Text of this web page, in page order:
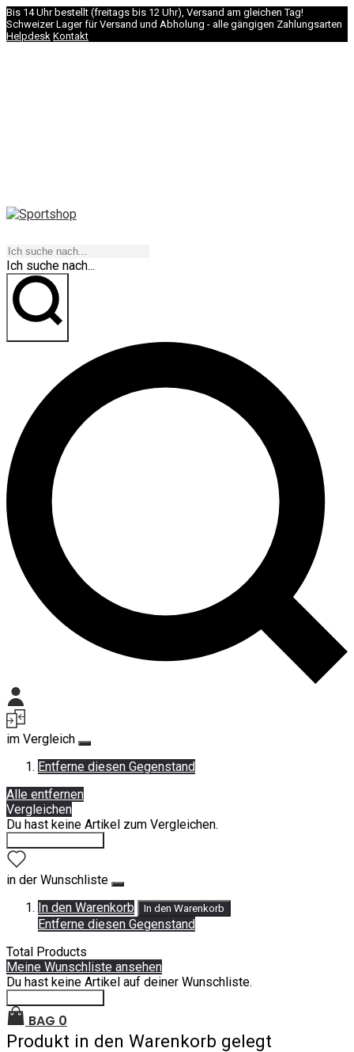
Bis 14 Uhr bestellt (freitags bis 12 Uhr), Versand am gleichen Tag!
Schweizer Lager für Versand und Abholung - alle gängigen Zahlungsarten
Helpdesk Kontakt
Ich suche nach...
im Vergleich
Entferne diesen Gegenstand
Alle entfernen
Vergleichen
Du hast keine Artikel zum Vergleichen.
in der Wunschliste
In den Warenkorb
In den Warenkorb
Entferne diesen Gegenstand
Total Products
Meine Wunschliste ansehen
Du hast keine Artikel auf deiner Wunschliste.
BAG 0
Produkt in den Warenkorb gelegt